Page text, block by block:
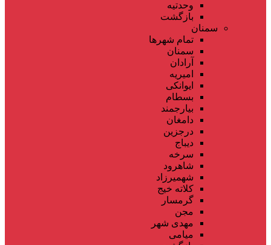
وحدتیه
بازگشت
سمنان
تمام شهر‌ها
سمنان
آرادان
امیریه
ایوانکی
بسطام
بیارجمند
دامغان
درجزین
دیباج
سرخه
شاهرود
شهمیرزاد
کلاته خیج
گرمسار
مجن
مهدی شهر
میامی